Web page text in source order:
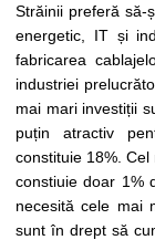
Străinii preferă să-
energetic, IT și
fabricarea
industriei
mai mari investiții
puțin atractiv
constituie 18%.
constiuie doar 1%
necesită cele mai
sunt în drept să